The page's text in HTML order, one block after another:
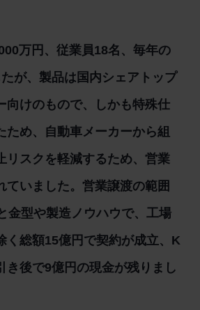
万円、従業員18名、毎年の
が、製品は国内シェアトップ
向けのもので、しかも特殊仕
ため、自動車メーカーから組
リスクを軽減するため、営業
ていました。営業譲渡の範囲
金型や製造ノウハウで、工場
く総額15億円で契約が成立、K
き後で9億円の現金が残りまし